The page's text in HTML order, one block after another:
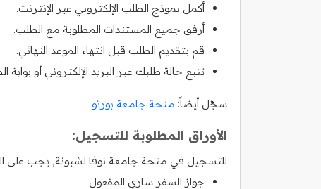
أكمل نموذج الطلب الإلكتروني عبر الإنترنت.
أرفق جميع المستندات المطلوبة مع الطلب.
قم بتقديم الطلب قبل انتهاء الموعد النهائي.
تتبع حالة طلبك عبر البريد الإلكتروني أو بوابة
سجّل أيضاً: منحة جامعة بورتو
الأوراق المطلوبة للتسجيل:
للتسجيل في منحة جامعة نوفا لشبونة, يجب على
جواز السفر ساري المفعول